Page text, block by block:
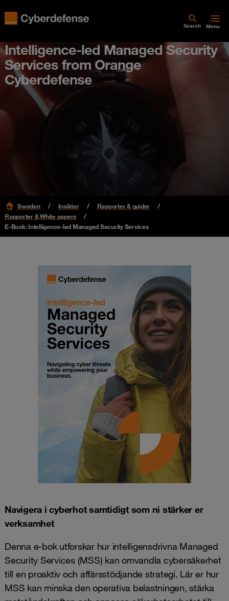
Search Menu
Intelligence-led Managed Security
Services from Orange
Cyberdefense
Sweden Insikter
Rapporter & guider
Rapporter & White papers
E-Book: Intelligence-led Managed Security Services
Navigera i cyberhot samtidigt som ni stärker er
verksamhet
Denna e-bok utforskar hur intelligensdrivna Managed
Security Services (MSS) kan omvandla cybersäkerhet
till en proaktiv och affärsstödjande strategi. Lär er hur
MSS kan minska den operativa belastningen, stärka